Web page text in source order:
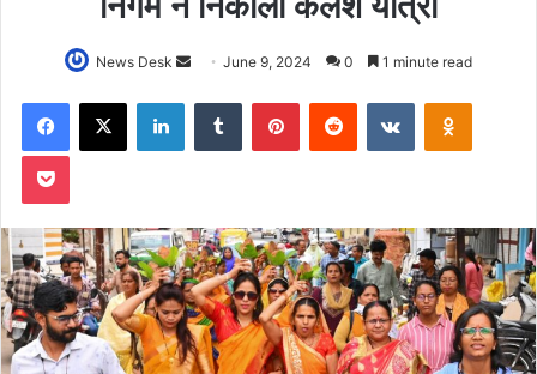
News Desk
Send
email
June 9, 2024 0 1 minute read
Facebook
X LinkedInTumblr PinterestReddit VKontakte
Pocket